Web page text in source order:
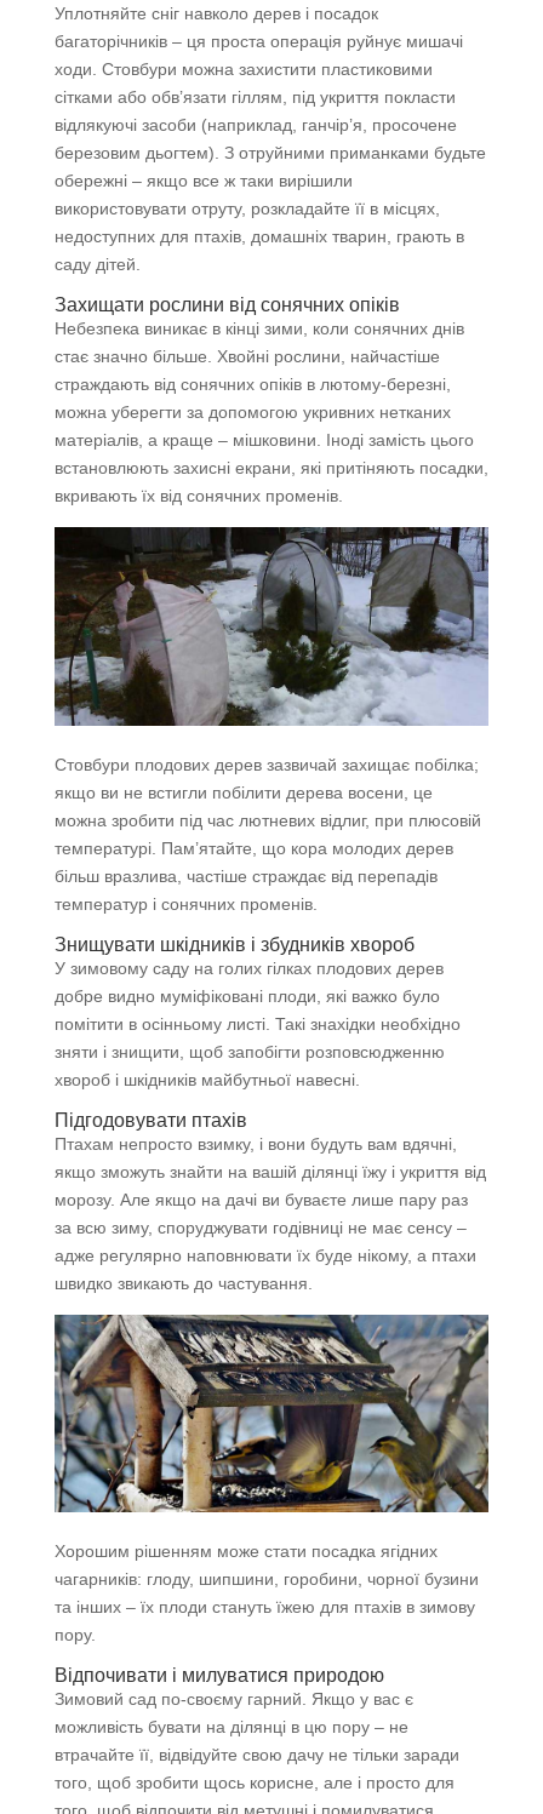
Уплотняйте сніг навколо дерев і посадок
багаторічників – ця проста операція руйнує мишачі
ходи. Стовбури можна захистити пластиковими
сітками або обв’язати гіллям, під укриття покласти
відлякуючі засоби (наприклад, ганчір’я, просочене
березовим дьогтем). З отруйними приманками будьте
обережні – якщо все ж таки вирішили
використовувати отруту, розкладайте її в місцях,
недоступних для птахів, домашніх тварин, грають в
саду дітей.
Захищати рослини від сонячних опіків
Небезпека виникає в кінці зими, коли сонячних днів
стає значно більше. Хвойні рослини, найчастіше
страждають від сонячних опіків в лютому-березні,
можна уберегти за допомогою укривних нетканих
матеріалів, а краще – мішковини. Іноді замість цього
встановлюють захисні екрани, які притіняють посадки,
вкривають їх від сонячних променів.
Стовбури плодових дерев зазвичай захищає побілка;
якщо ви не встигли побілити дерева восени, це
можна зробити під час лютневих відлиг, при плюсовій
температурі. Пам’ятайте, що кора молодих дерев
більш вразлива, частіше страждає від перепадів
температур і сонячних променів.
Знищувати шкідників і збудників хвороб
У зимовому саду на голих гілках плодових дерев
добре видно муміфіковані плоди, які важко було
помітити в осінньому листі. Такі знахідки необхідно
зняти і знищити, щоб запобігти розповсюдженню
хвороб і шкідників майбутньої навесні.
Підгодовувати птахів
Птахам непросто взимку, і вони будуть вам вдячні,
якщо зможуть знайти на вашій ділянці їжу і укриття від
морозу. Але якщо на дачі ви буваєте лише пару раз
за всю зиму, споруджувати годівниці не має сенсу –
адже регулярно наповнювати їх буде нікому, а птахи
швидко звикають до частування.
Хорошим рішенням може стати посадка ягідних
чагарників: глоду, шипшини, горобини, чорної бузини
та інших – їх плоди стануть їжею для птахів в зимову
пору.
Відпочивати і милуватися природою
Зимовий сад по-своєму гарний. Якщо у вас є
можливість бувати на ділянці в цю пору – не
втрачайте її, відвідуйте свою дачу не тільки заради
того, щоб зробити щось корисне, але і просто для